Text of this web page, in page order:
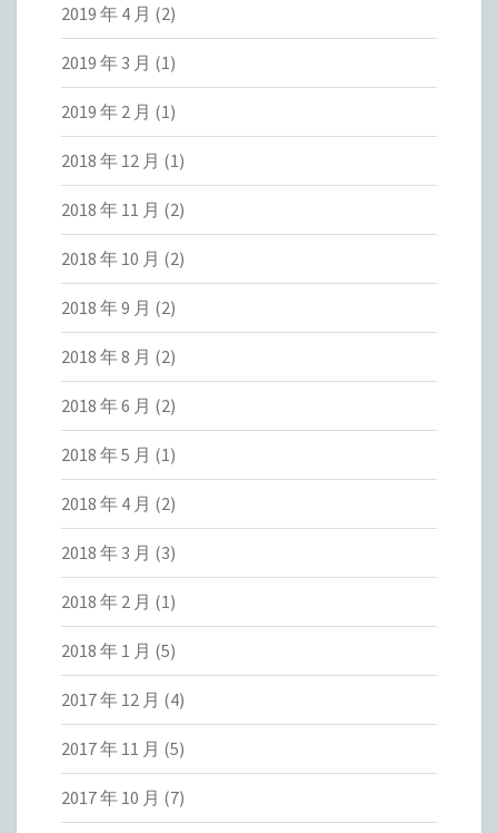
2019 年 4 月 (2)
2019 年 3 月 (1)
2019 年 2 月 (1)
2018 年 12 月 (1)
2018 年 11 月 (2)
2018 年 10 月 (2)
2018 年 9 月 (2)
2018 年 8 月 (2)
2018 年 6 月 (2)
2018 年 5 月 (1)
2018 年 4 月 (2)
2018 年 3 月 (3)
2018 年 2 月 (1)
2018 年 1 月 (5)
2017 年 12 月 (4)
2017 年 11 月 (5)
2017 年 10 月 (7)